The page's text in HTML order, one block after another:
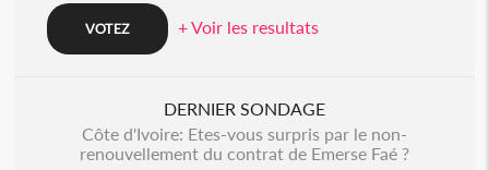
+ Voir les resultats
DERNIER SONDAGE
Côte d'Ivoire: Etes-vous surpris par le non-
renouvellement du contrat de Emerse Faé ?